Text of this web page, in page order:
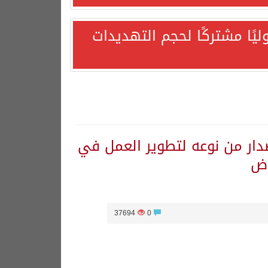
التركية وجمهورية باكستان الإسلامية.
مشتركًا لحجم التهديدات
من نوعه لتطوير العمل في
0
37694